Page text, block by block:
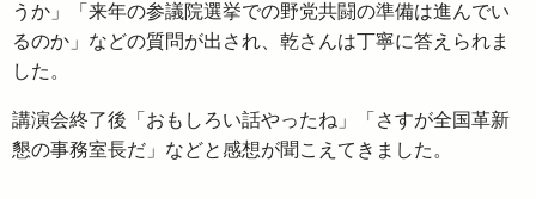
うか」「来年の参議院選挙での野党共闘の準備は進んでい
るのか」などの質問が出され、乾さんは丁寧に答えられま
した。
講演会終了後「おもしろい話やったね」「さすが全国革新
懇の事務室長だ」などと感想が聞こえてきました。